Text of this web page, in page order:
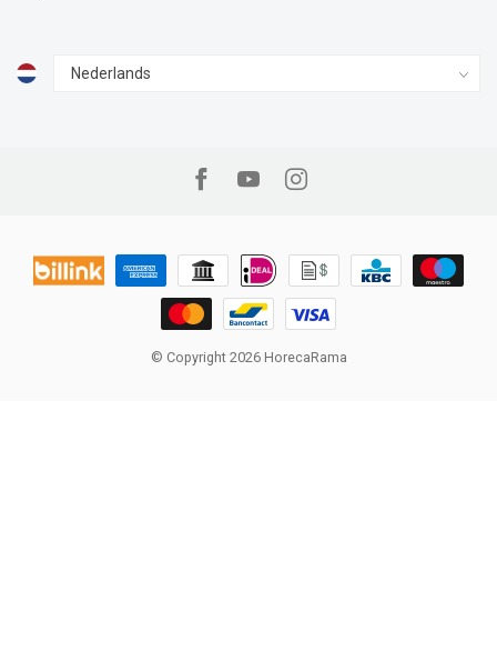
© Copyright 2026 HorecaRama